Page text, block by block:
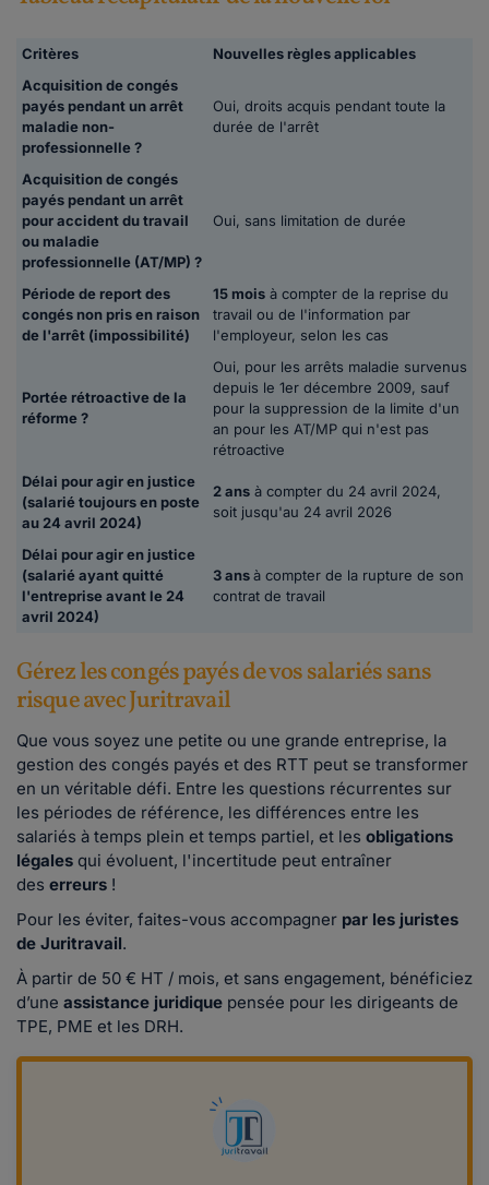
Critères
Nouvelles règles applicables
Acquisition de congés
payés pendant un arrêt
maladie non-
professionnelle ?
Oui, droits acquis pendant toute la
durée de l'arrêt
Acquisition de congés
payés pendant un arrêt
pour accident du travail
ou maladie
professionnelle (AT/MP) ?
Oui, sans limitation de durée
Période de report des
congés non pris en raison
de l'arrêt (impossibilité)
15 mois à compter de la reprise du
travail ou de l'information par
l'employeur, selon les cas
Portée rétroactive de la
réforme ?
Oui, pour les arrêts maladie survenus
depuis le 1er décembre 2009, sauf
pour la suppression de la limite d'un
an pour les AT/MP qui n'est pas
rétroactive
Délai pour agir en justice
(salarié toujours en poste
au 24 avril 2024)
2 ans à compter du 24 avril 2024,
soit jusqu'au 24 avril 2026
Délai pour agir en justice
(salarié ayant quitté
l'entreprise avant le 24
avril 2024)
3 ansà compter de la rupture de son
contrat de travail
Gérez les congés payés de vos salariés sans
risque avec Juritravail
Que vous soyez une petite ou une grande entreprise, la
gestion des congés payés et des RTT peut se transformer
en un véritable défi. Entre les questions récurrentes sur
les périodes de référence, les différences entre les
salariés à temps plein et temps partiel, et les obligations
légales qui évoluent, l'incertitude peut entraîner
des erreurs !
Pour les éviter, faites-vous accompagner par les juristes
de Juritravail.
À partir de 50 € HT / mois, et sans engagement, bénéficiez
d’une assistance juridique pensée pour les dirigeants de
TPE, PME et les DRH.